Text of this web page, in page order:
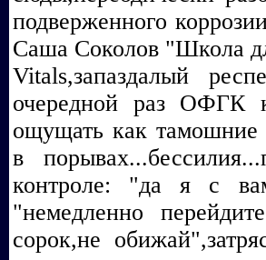
подверженного
Саша Соколов "Школа
Vitals,запаздалый
очередной раз ОФГК
ощущать как тамошние
в
контроле: "да я с
"немедленно
сорок,не